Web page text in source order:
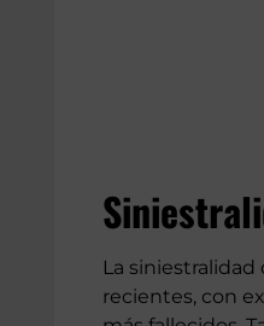
La siniestralidad
recientes, con